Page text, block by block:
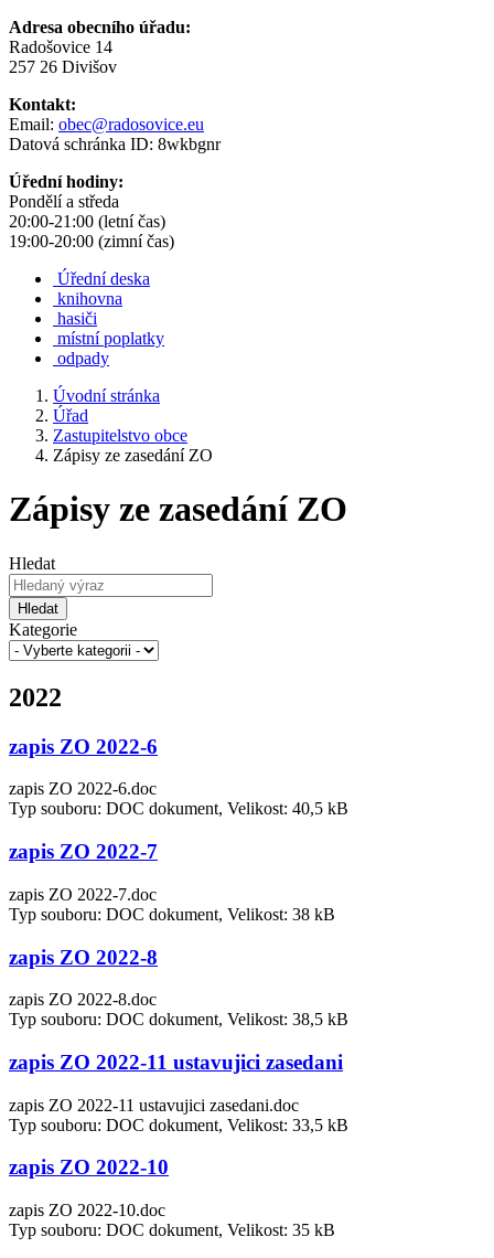
Adresa obecního úřadu:
Radošovice 14
257 26 Divišov
Kontakt:
Email: obec@radosovice.eu
Datová schránka ID: 8wkbgnr
Úřední hodiny:
Pondělí a středa
20:00-21:00 (letní čas)
19:00-20:00 (zimní čas)
Úřední deska
knihovna
hasiči
místní poplatky
odpady
Úvodní stránka
Úřad
Zastupitelstvo obce
Zápisy ze zasedání ZO
Zápisy ze zasedání ZO
Hledat
Hledat
Kategorie
2022
zapis ZO 2022-6
zapis ZO 2022-6.doc
Typ souboru: DOC dokument, Velikost: 40,5 kB
zapis ZO 2022-7
zapis ZO 2022-7.doc
Typ souboru: DOC dokument, Velikost: 38 kB
zapis ZO 2022-8
zapis ZO 2022-8.doc
Typ souboru: DOC dokument, Velikost: 38,5 kB
zapis ZO 2022-11 ustavujici zasedani
zapis ZO 2022-11 ustavujici zasedani.doc
Typ souboru: DOC dokument, Velikost: 33,5 kB
zapis ZO 2022-10
zapis ZO 2022-10.doc
Typ souboru: DOC dokument, Velikost: 35 kB